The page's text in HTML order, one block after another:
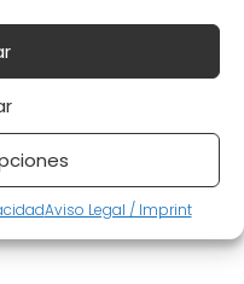
Aviso Legal / Imprint